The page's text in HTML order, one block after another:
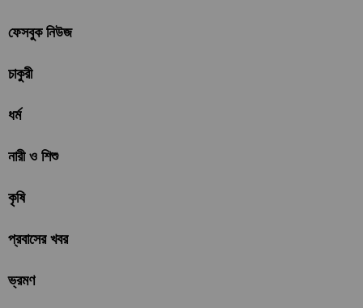
ফেসবুক নিউজ
চাকুরী
ধর্ম
নারী ও শিশু
কৃষি
প্রবাসের খবর
ভ্রমণ